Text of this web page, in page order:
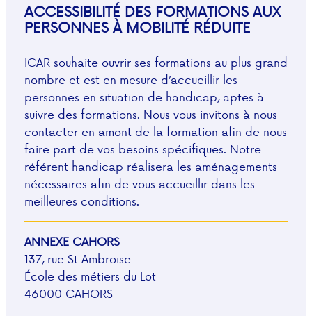
ACCESSIBILITÉ DES FORMATIONS AUX
PERSONNES À MOBILITÉ RÉDUITE
ICAR souhaite ouvrir ses formations au plus grand
nombre et est en mesure d’accueillir les
personnes en situation de handicap, aptes à
suivre des formations. Nous vous invitons à nous
contacter en amont de la formation afin de nous
faire part de vos besoins spécifiques. Notre
référent handicap réalisera les aménagements
nécessaires afin de vous accueillir dans les
meilleures conditions.
ANNEXE CAHORS
137, rue St Ambroise
École des métiers du Lot
46000 CAHORS